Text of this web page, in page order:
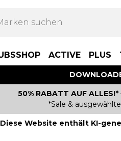
ACTIVE PLUS
50% RABATT AUF
*Sale &
Diese Website enthält KI-